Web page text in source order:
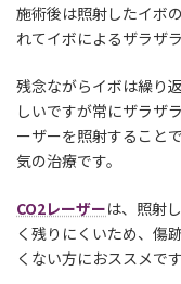
施術後は照射したイボ
れてイボによるザラザ
残念ながらイボは繰り
しいですが常にザラザ
ーザーを照射すること
気の治療です。
CO2レーザーは、照射
く残りにくいため、傷
くない方におススメです